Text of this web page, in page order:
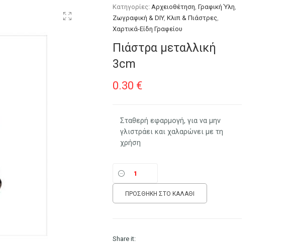
Κατηγορίες:Αρχειοθέτηση,Γραφική Ύλη,
Ζωγραφική & DIY,Κλιπ & Πιάστρες,
Χαρτικά-Είδη Γραφείου
Πιάστρα μεταλλική
3cm
0.30 €
Σταθερή εφαρμογή, για να μην
γλιστράει και χαλαρώνει με τη
χρήση
ΠΡΟΣΘΉΚΗ ΣΤΟ ΚΑΛΆΘΙ
Share it: